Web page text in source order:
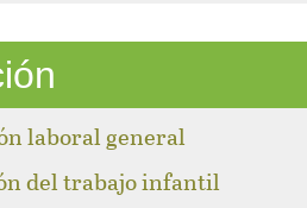
laboral general
del trabajo infantil